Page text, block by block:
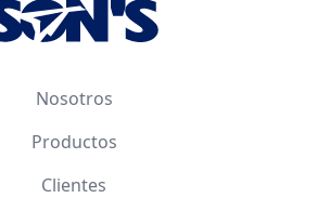
Nosotros
Productos
Clientes